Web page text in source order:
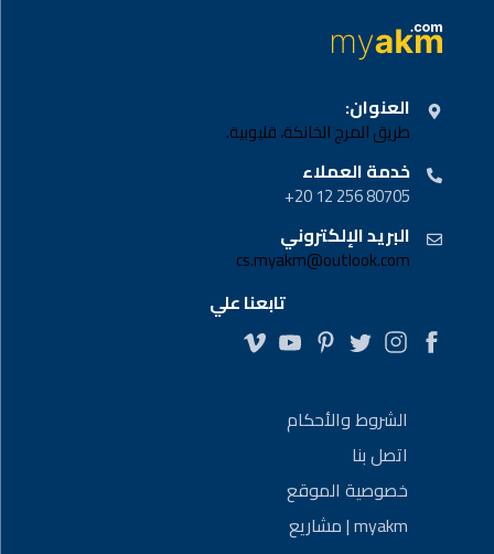
العنوان:
طريق المرج الخانكة، قليوبية.
خدمة العملاء
80705 256 12 20+
البريد الإلكتروني
cs.myakm@outlook.com
تابعنا علي
الشروط والأحكام
اتصل بنا
خصوصية الموقع
myakm | مشاريع